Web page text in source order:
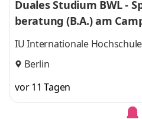
Duales Studium BWL -
beratung (B.A.) am
IU Internationale Hochschule
Berlin
vor 11 Tagen